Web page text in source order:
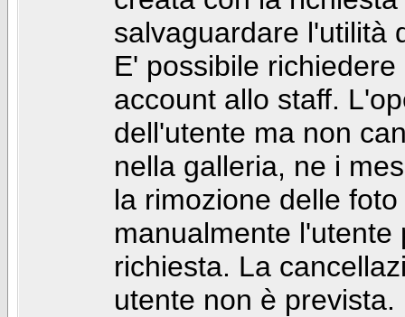
salvaguardare l'utilità
E' possibile
account allo staff.
dell'utente ma non
nella galleria, ne i
la rimozione delle
manualmente
richiesta. La
utente non è prevista.